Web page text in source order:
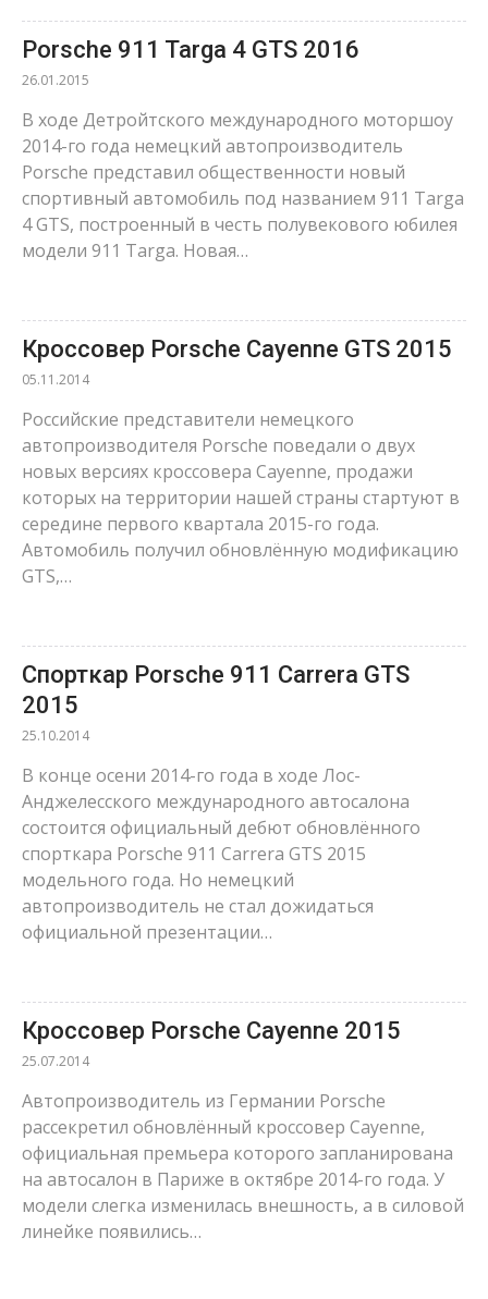
Porsche 911 Targa 4 GTS 2016
26.01.2015
В ходе Детройтского международного моторшоу
2014-го года немецкий автопроизводитель
Porsche представил общественности новый
спортивный автомобиль под названием 911 Targa
4 GTS, построенный в честь полувекового юбилея
модели 911 Targa. Новая…
Кроссовер Porsche Cayenne GTS 2015
05.11.2014
Российские представители немецкого
автопроизводителя Porsche поведали о двух
новых версиях кроссовера Cayenne, продажи
которых на территории нашей страны стартуют в
середине первого квартала 2015-го года.
Автомобиль получил обновлённую модификацию
GTS,…
Спорткар Porsche 911 Carrera GTS
2015
25.10.2014
В конце осени 2014-го года в ходе Лос-
Анджелесского международного автосалона
состоится официальный дебют обновлённого
спорткара Porsche 911 Carrera GTS 2015
модельного года. Но немецкий
автопроизводитель не стал дожидаться
официальной презентации…
Кроссовер Porsche Cayenne 2015
25.07.2014
Автопроизводитель из Германии Porsche
рассекретил обновлённый кроссовер Cayenne,
официальная премьера которого запланирована
на автосалон в Париже в октябре 2014-го года. У
модели слегка изменилась внешность, а в силовой
линейке появились…